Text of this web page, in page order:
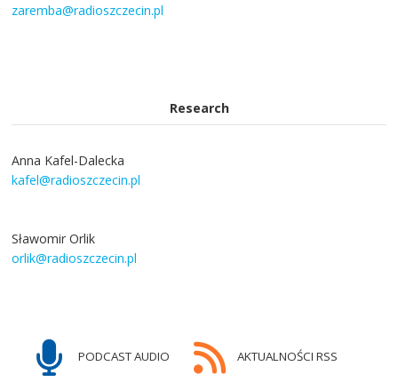
zaremba@radioszczecin.pl
Research
Anna Kafel-Dalecka
kafel@radioszczecin.pl
Sławomir Orlik
orlik@radioszczecin.pl
PODCAST AUDIO AKTUALNOŚCI RSS